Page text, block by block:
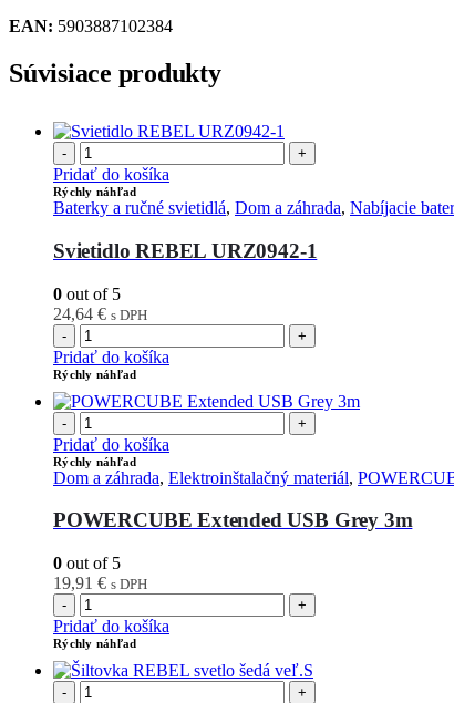
EAN: 5903887102384
Súvisiace produkty
- +
Pridať do košíka
Rýchly náhľad
Baterky a ručné svietidlá, Dom a záhrada, Nabíjacie
Svietidlo REBEL URZ0942-1
0 out of 5
24,64 € s DPH
-
+
Pridať do košíka
Rýchly náhľad
- +
Pridať do košíka
Rýchly náhľad
Dom a záhrada, Elektroinštalačný materiál,
POWERCUBE Extended USB Grey 3m
0 out of 5
19,91 € s DPH
-
+
Pridať do košíka
Rýchly náhľad
- +